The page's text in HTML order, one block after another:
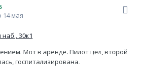
14 мая
30к1
Мот в аренде. Пилот цел, второй
госпитализирована.